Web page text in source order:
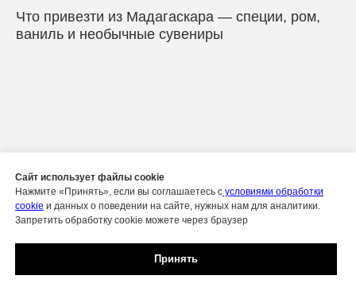
Что привезти из Мадагаскара — специи, ром,
ваниль и необычные сувениры
Сайт использует файлы cookie
Нажмите «Принять», если вы соглашаетесь с условиями обработки
cookie и данных о поведении на сайте, нужных нам для аналитики.
Запретить обработку cookie можете через браузер
Принять